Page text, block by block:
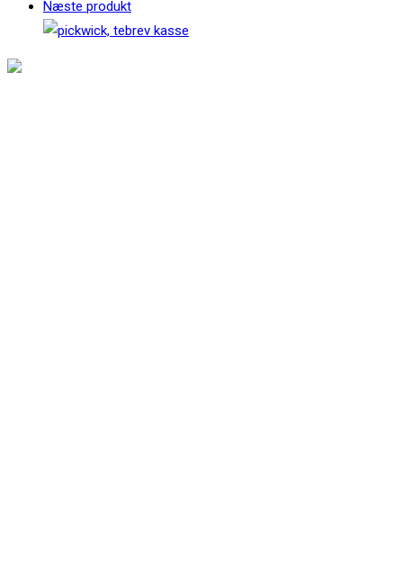
Næste produkt